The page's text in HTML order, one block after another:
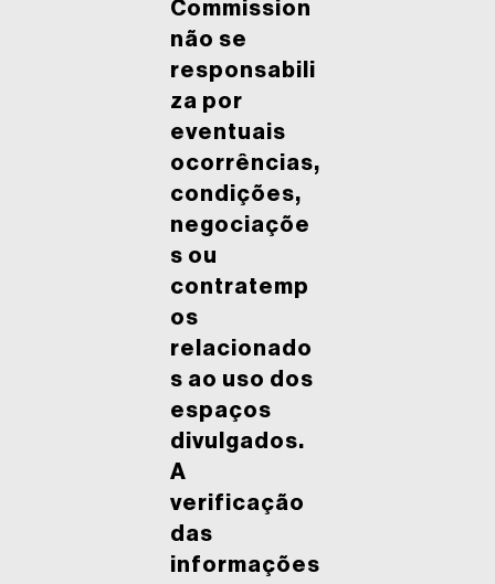
Commission
não se
responsabili
za por
eventuais
ocorrências,
condições,
negociaçõe
s ou
contratemp
os
relacionado
s ao uso dos
espaços
divulgados.
A
verificação
das
informações